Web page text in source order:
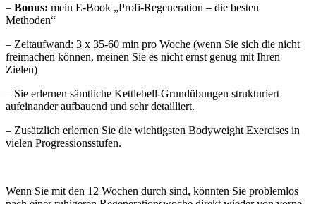
– Bonus: mein E-Book „Profi-Regeneration – die besten
Methoden“
– Zeitaufwand: 3 x 35-60 min pro Woche (wenn Sie sich die nicht
freimachen können, meinen Sie es nicht ernst genug mit Ihren
Zielen)
– Sie erlernen sämtliche Kettlebell-Grundübungen strukturiert
aufeinander aufbauend und sehr detailliert.
– Zusätzlich erlernen Sie die wichtigsten Bodyweight Exercises in
vielen Progressionsstufen.
Wenn Sie mit den 12 Wochen durch sind, könnten Sie problemlos